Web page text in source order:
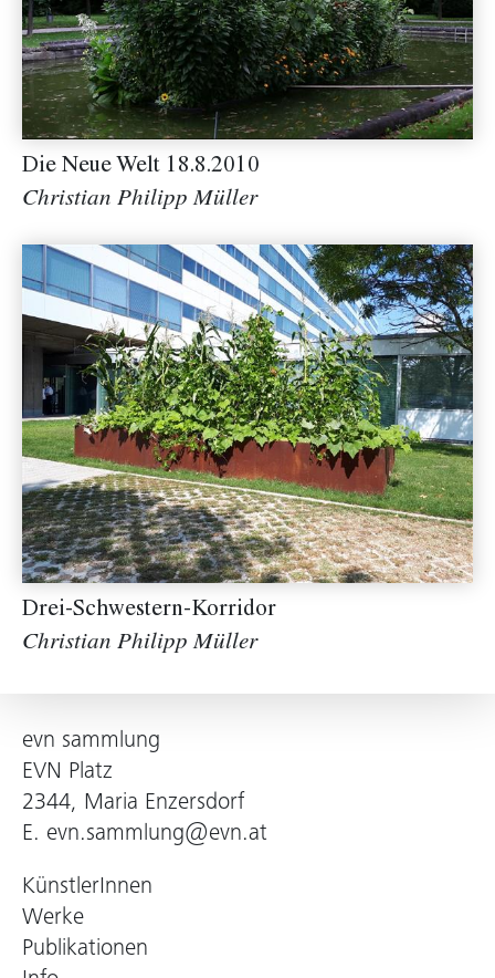
Die Neue Welt 18.8.2010
Christian Philipp Müller
Drei-Schwestern-Korridor
Christian Philipp Müller
evn sammlung
EVN Platz
2344, Maria Enzersdorf
E. evn.sammlung@evn.at
KünstlerInnen
Werke
Publikationen